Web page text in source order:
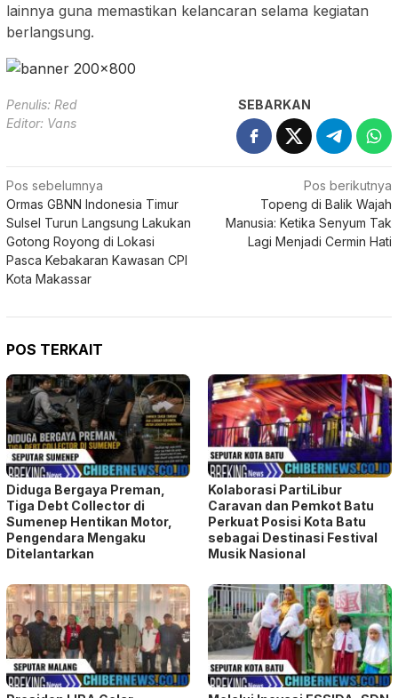
lainnya guna memastikan kelancaran selama kegiatan
berlangsung.
Penulis: Red
Editor: Vans
SEBARKAN
Navigasi
pos
Pos sebelumnya
Ormas GBNN Indonesia Timur
Sulsel Turun Langsung Lakukan
Gotong Royong di Lokasi
Pasca Kebakaran Kawasan CPI
Kota Makassar
Pos berikutnya
Topeng di Balik Wajah
Manusia: Ketika Senyum Tak
Lagi Menjadi Cermin Hati
POS TERKAIT
Diduga Bergaya Preman,
Tiga Debt Collector di
Sumenep Hentikan Motor,
Pengendara Mengaku
Ditelantarkan
Kolaborasi PartiLibur
Caravan dan Pemkot Batu
Perkuat Posisi Kota Batu
sebagai Destinasi Festival
Musik Nasional